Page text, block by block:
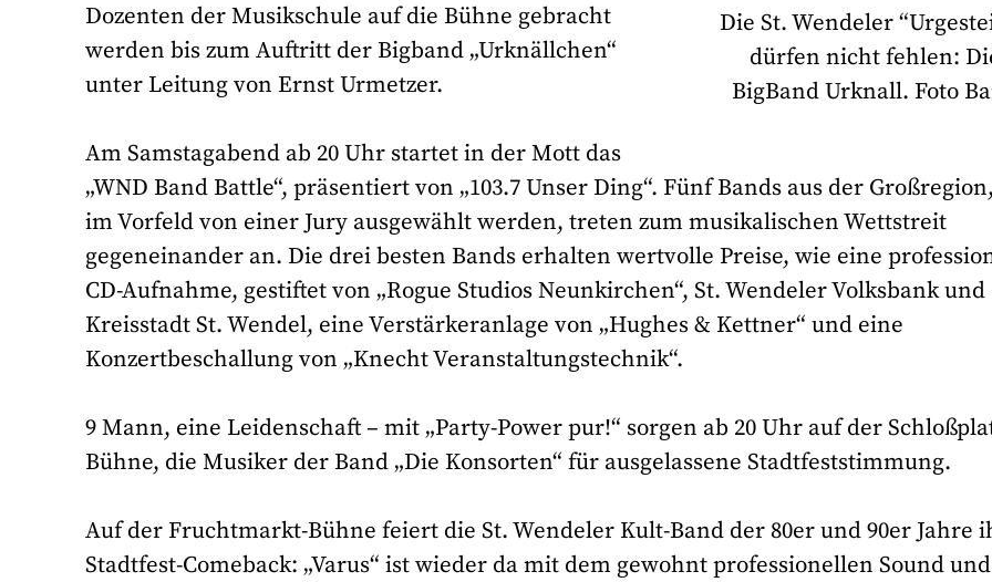
Die St. Wendeler
dürfen nicht fehlen:
BigBand Urknall. Foto
Dozenten der Musikschule auf die Bühne gebracht
werden bis zum Auftritt der Bigband „Urknällchen“
unter Leitung von Ernst Urmetzer.
Am Samstagabend ab 20 Uhr startet in der Mott das
„WND Band Battle“, präsentiert von „103.7 Unser Ding“. Fünf Bands aus der
im Vorfeld von einer Jury ausgewählt werden, treten zum musikalischen Wettstreit
gegeneinander an. Die drei besten Bands erhalten wertvolle Preise, wie eine
CD-Aufnahme, gestiftet von „Rogue Studios Neunkirchen“, St. Wendeler Volksbank und
Kreisstadt St. Wendel, eine Verstärkeranlage von „Hughes & Kettner“ und eine
Konzertbeschallung von „Knecht Veranstaltungstechnik“.
9 Mann, eine Leidenschaft – mit „Party-Power pur!“ sorgen ab 20 Uhr auf der
Bühne, die Musiker der Band „Die Konsorten“ für ausgelassene Stadtfeststimmung.
Auf der Fruchtmarkt-Bühne feiert die St. Wendeler Kult-Band der 80er und 90er Jahre
Stadtfest-Comeback: „Varus“ ist wieder da mit dem gewohnt professionellen Sound